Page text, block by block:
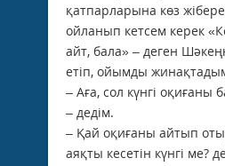
қатпарларына көз
ойланып кетсем керек
айт, бала» – деген
етіп, ойымды
– Аға, сол күнгі оқиғаны
– дедім.
– Қай оқиғаны айтып
аяқты кесетін күнгі ме?